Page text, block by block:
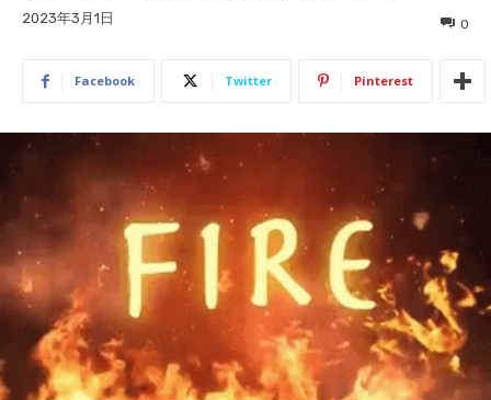
2023年3月1日 0
Facebook Twitter Pinterest